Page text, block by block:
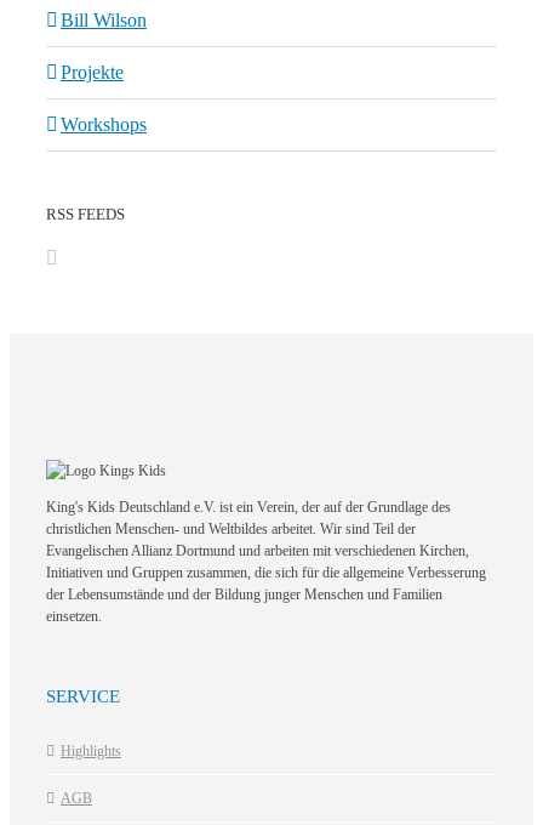
Bill Wilson
Projekte
Workshops
RSS FEEDS
King's Kids Deutschland e.V. ist ein Verein, der auf der Grundlage des
christlichen Menschen- und Weltbildes arbeitet. Wir sind Teil der
Evangelischen Allianz Dortmund und arbeiten mit verschiedenen Kirchen,
Initiativen und Gruppen zusammen, die sich für die allgemeine Verbesserung
der Lebensumstände und der Bildung junger Menschen und Familien
einsetzen.
SERVICE
Highlights
AGB